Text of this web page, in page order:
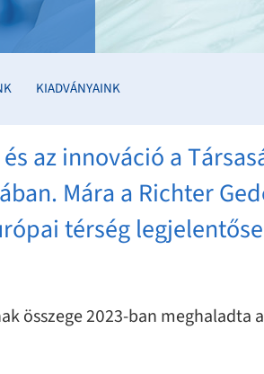
KIADVÁNYAINK
az innováció a
Mára a Richter
térség
összege 2023-ban